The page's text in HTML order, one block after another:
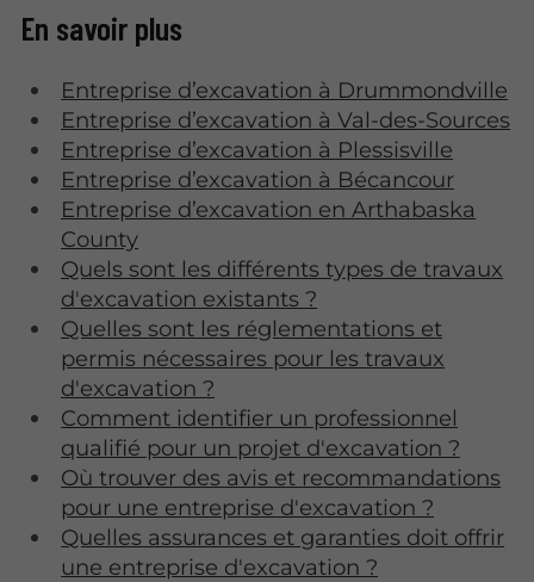
sans avoir à procéder à des excavations
coûteuses. Cet article explore en
profondeur ce que révèle une analyse
d’expert dans ce domaine, en abordant
les méthodes, les avantages, les défis et
les recommandations.
En savoir plus
Entreprise d’excavation à Drummondville
Entreprise d’excavation à Val-des-Sources
Entreprise d’excavation à Plessisville
Entreprise d’excavation à Bécancour
Entreprise d’excavation en Arthabaska
County
Quels sont les différents types de travaux
d'excavation existants ?
Quelles sont les réglementations et
permis nécessaires pour les travaux
d'excavation ?
Comment identifier un professionnel
qualifié pour un projet d'excavation ?
Où trouver des avis et recommandations
pour une entreprise d'excavation ?
Quelles assurances et garanties doit offrir
une entreprise d'excavation ?